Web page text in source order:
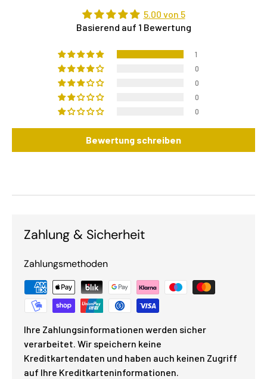
5.00 von 5
Basierend auf 1 Bewertung
1
0
0
0
0
Bewertung schreiben
Zahlung & Sicherheit
Zahlungsmethoden
Ihre Zahlungsinformationen werden sicher
verarbeitet. Wir speichern keine
Kreditkartendaten und haben auch keinen Zugriff
auf Ihre Kreditkarteninformationen.